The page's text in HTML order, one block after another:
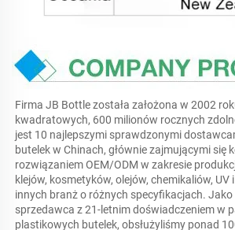
Firma JB Bottle została założona w 2002
kwadratowych, 600 milionów rocznych
jest 10 najlepszymi sprawdzonymi
butelek w Chinach, głównie zajmującymi się
rozwiązaniem OEM/ODM w zakresie
klejów, kosmetyków, olejów, chemikaliów,
innych branż o różnych specyfikacjach.
sprzedawca z 21-letnim doświadczeniem w
plastikowych butelek, obsłużyliśmy ponad